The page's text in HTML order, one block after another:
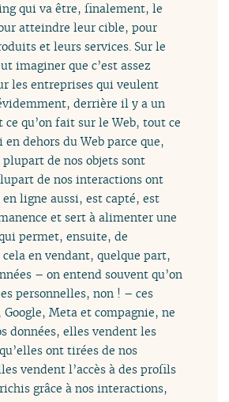
qui va être, finalement, le
atteindre leur cible, pour
et leurs services. Sur le
imaginer que c’est assez
les entreprises qui veulent
derrière il y a un
qu’on fait sur le Web, tout ce
en dehors du Web parce que,
de nos objets sont
de nos interactions ont
ligne aussi, est capté, est
et sert à alimenter une
permet, ensuite, de
en vendant, quelque part,
– on entend souvent qu’on
personnelles, non ! – ces
Meta et compagnie, ne
données, elles vendent les
ont tirées de nos
vendent l’accès à des profils
grâce à nos interactions,